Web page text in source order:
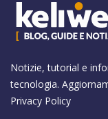
Notizie, tutorial e
tecnologia.
Privacy Policy